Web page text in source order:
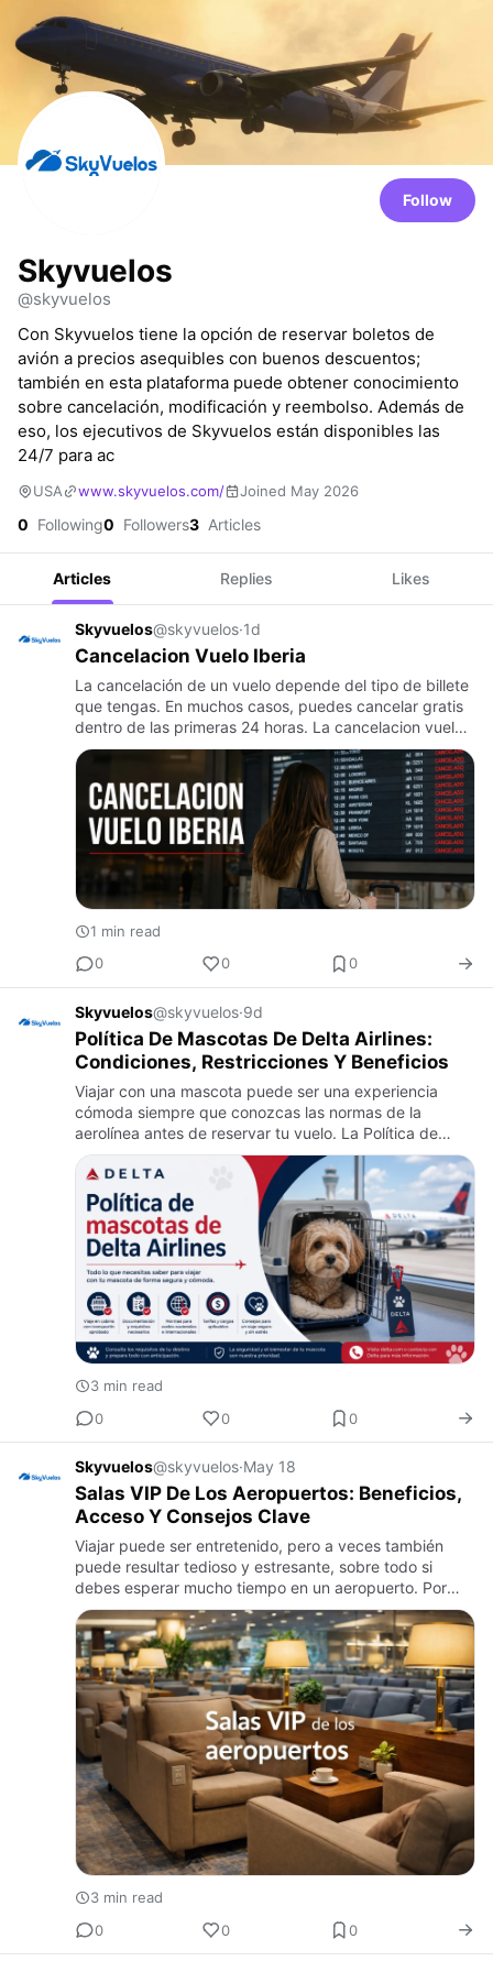
Follow
Skyvuelos
@skyvuelos
Con Skyvuelos tiene la opción de reservar boletos de
avión a precios asequibles con buenos descuentos;
también en esta plataforma puede obtener conocimiento
sobre cancelación, modificación y reembolso. Además de
eso, los ejecutivos de Skyvuelos están disponibles las
24/7 para ac
USA www.skyvuelos.com/ Joined May 2026
0 Following0 Followers3 Articles
Articles Replies Likes
Skyvuelos@skyvuelos·1d
Cancelacion Vuelo Iberia
La cancelación de un vuelo depende del tipo de billete
que tengas. En muchos casos, puedes cancelar gratis
dentro de las primeras 24 horas. La cancelacion vuelo
iberia ofrece opciones como reembolso o cambio de
fecha. D…
1 min read
0
0 0
Skyvuelos@skyvuelos·9d
Política De Mascotas De Delta Airlines:
Condiciones, Restricciones Y Beneficios
Viajar con una mascota puede ser una experiencia
cómoda siempre que conozcas las normas de la
aerolínea antes de reservar tu vuelo. La Política de
Mascotas de Delta Airlines establece las condiciones
para transportar pe…
3 min read
0
0 0
Skyvuelos@skyvuelos·May 18
Salas VIP De Los Aeropuertos: Beneficios,
Acceso Y Consejos Clave
Viajar puede ser entretenido, pero a veces también
puede resultar tedioso y estresante, sobre todo si
debes esperar mucho tiempo en un aeropuerto. Por
esta razón, muchas personas prefieren utilizar las
zonas VIP de los …
3 min read
0
0 0